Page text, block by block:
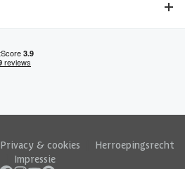
Privacy & cookies
Herroepingsrecht
Impressie